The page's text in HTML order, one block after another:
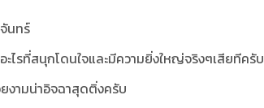
นทร์
ะไรที่สนุกโดนใจและมีความยิ่งใหญ่จริงๆเสียทีครับ
ยงามน่าอิจฉาสุดติ่งครับ